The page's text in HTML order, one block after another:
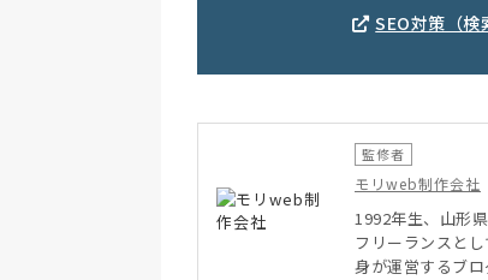
SEO対策（検
監修者
モリweb制作会社
1992年生、山形
フリーランスと
身が運営するブロ